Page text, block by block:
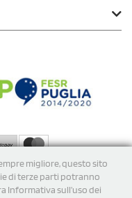
migliore, questo sito
di terze parti potranno
Informativa sull’uso dei